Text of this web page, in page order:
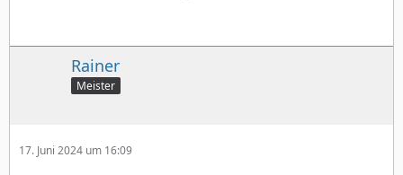
Rainer
Meister
17. Juni 2024 um 16:09